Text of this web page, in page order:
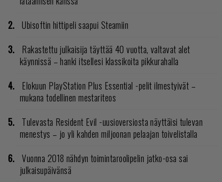
Ubisoftin hittipeli saapui Steamiin
Rakastettu julkaisija täyttää 40 vuotta, valtavat alet
käynnissä – hanki itsellesi klassikoita pikkurahalla
Elokuun PlayStation Plus Essential -pelit ilmestyivät –
mukana todellinen mestariteos
Tulevasta Resident Evil -uusioversiosta näyttäisi tulevan
menestys – jo yli kahden miljoonan pelaajan toivelistalla
Vuonna 2018 nähdyn toimintaroolipelin jatko-osa sai
julkaisupäivänsä